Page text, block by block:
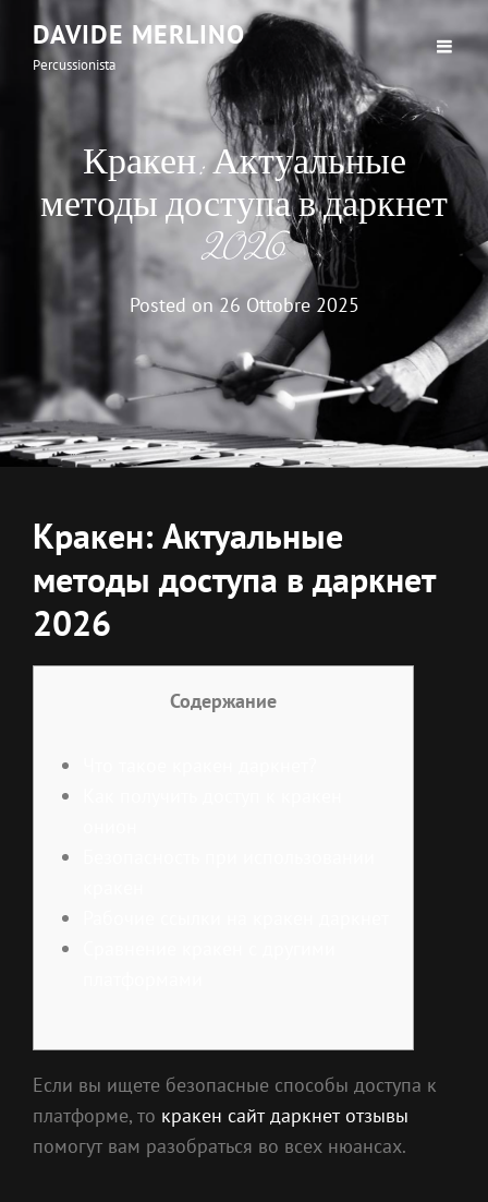
DAVIDE MERLINO
Percussionista
Кракен: Актуальные
методы доступа в даркнет
2026
Posted on 26 Ottobre 2025
Кракен: Актуальные
методы доступа в даркнет
2026
Содержание
Если вы ищете безопасные способы доступа к
платформе, то кракен сайт даркнет отзывы
помогут вам разобраться во всех нюансах.